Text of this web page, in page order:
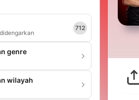
712
genre
wilayah